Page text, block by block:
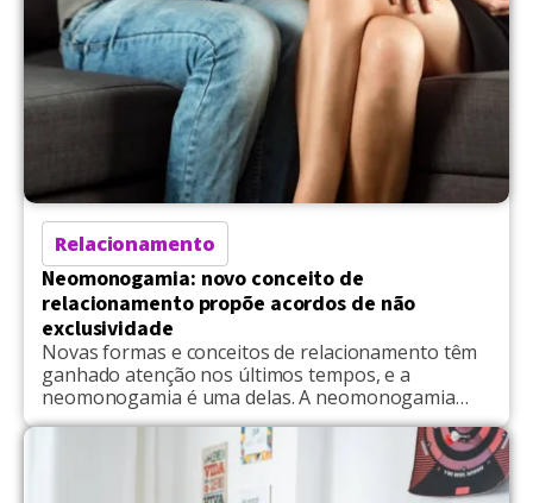
Relacionamento
Neomonogamia: novo conceito de
relacionamento propõe acordos de não
exclusividade
Novas formas e conceitos de relacionamento têm
ganhado atenção nos últimos tempos, e a
neomonogamia é uma delas. A neomonogamia
funciona quase como uma “monogamia com
benefícios extras”. O casal continua sendo o núcleo
principal da relação, mas abre exceções
previamente combinadas para situações